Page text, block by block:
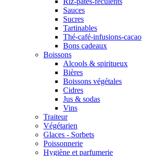
Sauces
Sucres
Tartinables
Thé-café-infusions-cacao
Bons cadeaux
Boissons
Alcools & spiritueux
Bières
Boissons végétales
Cidres
Jus & sodas
Vins
Traiteur
Végétarien
Glaces - Sorbets
Poissonnerie
Hygiène et parfumerie